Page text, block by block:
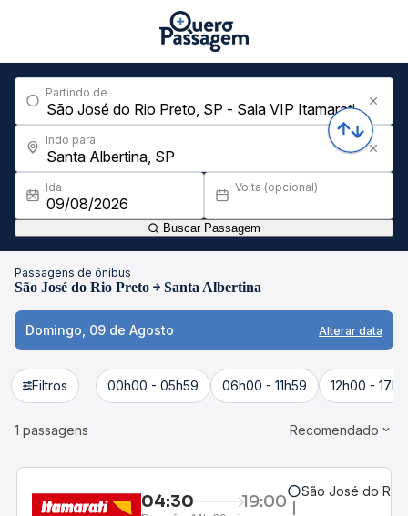
Partindo de
Indo para
Ida Volta (opcional)
Buscar Passagem
Passagens de ônibus
São José do Rio Preto Santa Albertina
Domingo, 09 de Agosto Alterar data
Filtros 00h00 - 05h59 06h00 - 11h59 12h00 -
1 passagens Recomendado
04:30 19:00 São José do Rio